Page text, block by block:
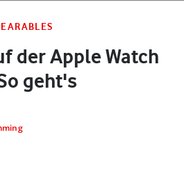
der Apple Watch
geht's